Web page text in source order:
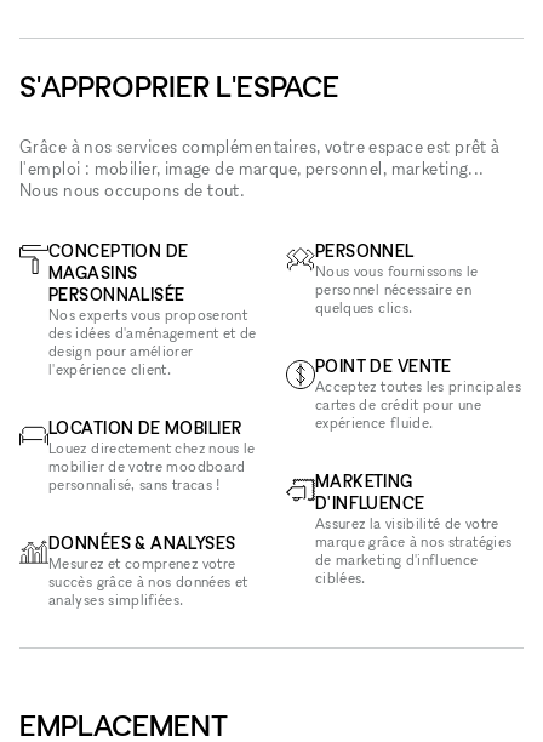
S'APPROPRIER L'ESPACE
Grâce à nos services complémentaires, votre espace est prêt à
l'emploi : mobilier, image de marque, personnel, marketing...
Nous nous occupons de tout.
CONCEPTION DE
MAGASINS
PERSONNALISÉE
Nos experts vous proposeront
des idées d'aménagement et de
design pour améliorer
l'expérience client.
LOCATION DE MOBILIER
Louez directement chez nous le
mobilier de votre moodboard
personnalisé, sans tracas !
DONNÉES & ANALYSES
Mesurez et comprenez votre
succès grâce à nos données et
analyses simplifiées.
PERSONNEL
Nous vous fournissons le
personnel nécessaire en
quelques clics.
POINT DE VENTE
Acceptez toutes les principales
cartes de crédit pour une
expérience fluide.
MARKETING
D'INFLUENCE
Assurez la visibilité de votre
marque grâce à nos stratégies
de marketing d'influence
ciblées.
EMPLACEMENT